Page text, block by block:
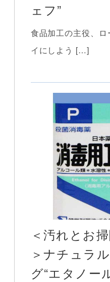
ェフ”
食品加工の主役、
イにしよう […]
＜汚れとお
＞ナチュラ
グ“エタノー